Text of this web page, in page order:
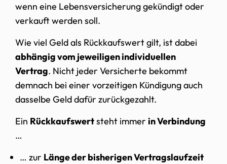
wenn eine Lebensversicherung gekündigt oder
verkauft werden soll.
Wie viel Geld als Rückkaufswert gilt, ist dabei
abhängig vom jeweiligen individuellen
Vertrag. Nicht jeder Versicherte bekommt
demnach bei einer vorzeitigen Kündigung auch
dasselbe Geld dafür zurückgezahlt.
Ein Rückkaufswertsteht immer in Verbindung
…
… zur Länge der bisherigen Vertragslaufzeit